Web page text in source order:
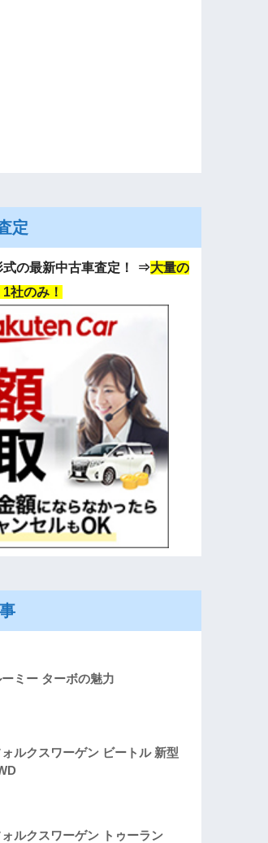
定
の最新中古車査定！ ⇒大量の
社のみ！
ーミー ターボの魅力
ォルクスワーゲン ビートル 新型
ォルクスワーゲン トゥーラン